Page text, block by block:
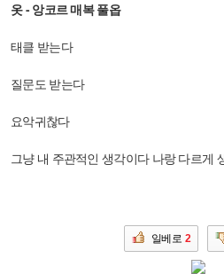
옷 - 앙코르 매복 풀옵
태클 받는다
질문도 받는다
요악귀찮다
그냥 내 주관적인 생각이다 나랑 다르게
일베로 2